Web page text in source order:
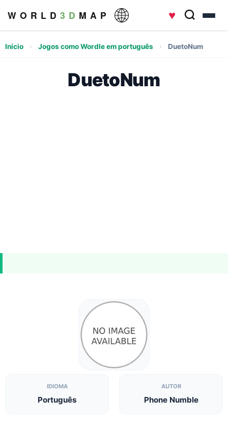
W O R L D 3 D M A P ♥
Início › Jogos como Wordle em português › DuetoNum
DuetoNum
IDIOMA
Português
AUTOR
Phone Numble